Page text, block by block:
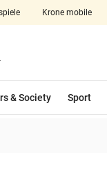
Krone mobile
Menü aufklappen
& Society Sport